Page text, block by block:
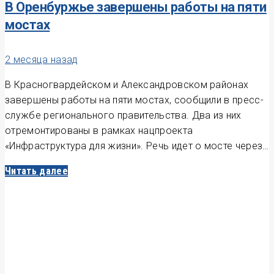
В Оренбуржье завершены работы на пяти
мостах
2 месяца назад
В Красногвардейском и Александровском районах
завершены работы на пяти мостах, сообщили в пресс-
службе регионального правительства. Два из них
отремонтированы в рамках нацпроекта
«Инфраструктура для жизни». Речь идет о мосте через…
Читать далее